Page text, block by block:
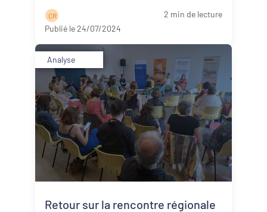
C R
2 min de lecture
Publié le 24/07/2024
Analyse
Retour sur la rencontre régionale